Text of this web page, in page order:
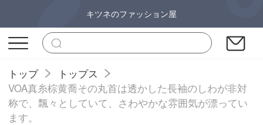
キツネのファッション屋
トップ
トップス
VOA真糸棕黄喬その丸首は透かした長袖のしわが非対
称で、飄々としていて、さわやかな雰囲気が漂ってい
ます。